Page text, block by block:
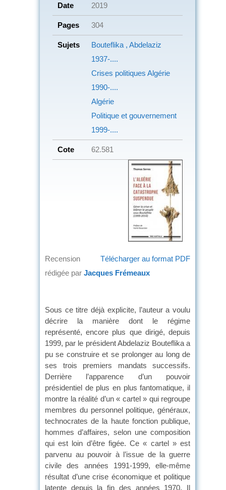
Date 2019
Pages 304
Sujets
Bouteflika , Abdelaziz
1937-....
Crises politiques Algérie
1990-....
Algérie
Politique et gouvernement
1999-....
Cote 62.581
Télécharger au format PDF
Recension
rédigée par Jacques Frémeaux
Sous ce titre déjà explicite, l’auteur a voulu
décrire la manière dont le régime
représenté, encore plus que dirigé, depuis
1999, par le président Abdelaziz Bouteflika a
pu se construire et se prolonger au long de
ses trois premiers mandats successifs.
Derrière l’apparence d’un pouvoir
présidentiel de plus en plus fantomatique, il
montre la réalité d’un « cartel » qui regroupe
membres du personnel politique, généraux,
technocrates de la haute fonction publique,
hommes d’affaires, selon une composition
qui est loin d’être figée. Ce « cartel » est
parvenu au pouvoir à l’issue de la guerre
civile des années 1991-1999, elle-même
résultat d’une crise économique et politique
latente depuis la fin des années 1970. Il